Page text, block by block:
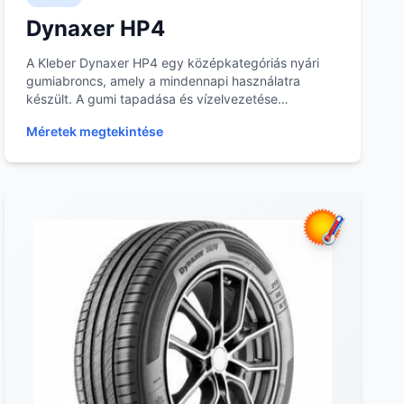
Dynaxer HP4
A Kleber Dynaxer HP4 egy középkategóriás nyári
gumiabroncs, amely a mindennapi használatra
készült. A gumi tapadása és vízelvezetése
Méretek megtekintése